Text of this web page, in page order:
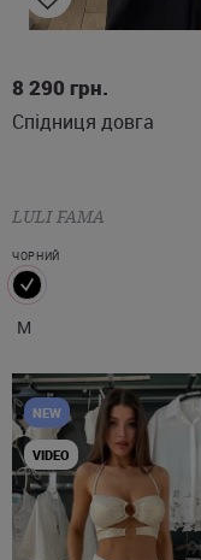
8 290 грн.
Спідниця довга
LULI FAMA
ЧОРНИЙ
M
NEW
VIDEO